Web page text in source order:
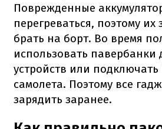
Поврежденные
перегреваться, поэтому
брать на борт. Во время
использовать павербанки
устройств или подключать
самолета. Поэтому все
зарядить заранее.